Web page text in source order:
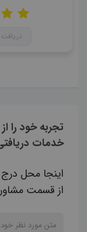
تجربه خود را
خدمات
اینجا محل
از قسمت